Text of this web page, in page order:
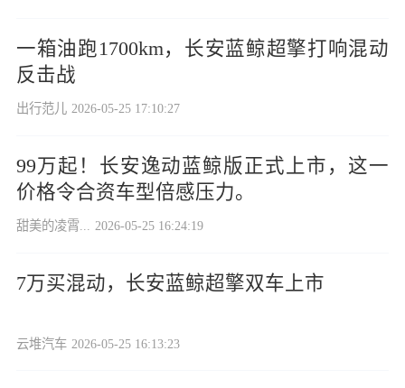
一箱油跑1700km，长安蓝鲸超擎打响混动
反击战
出行范儿 2026-05-25 17:10:27
99万起！长安逸动蓝鲸版正式上市，这一
价格令合资车型倍感压力。
甜美的凌霄... 2026-05-25 16:24:19
7万买混动，长安蓝鲸超擎双车上市
云堆汽车 2026-05-25 16:13:23